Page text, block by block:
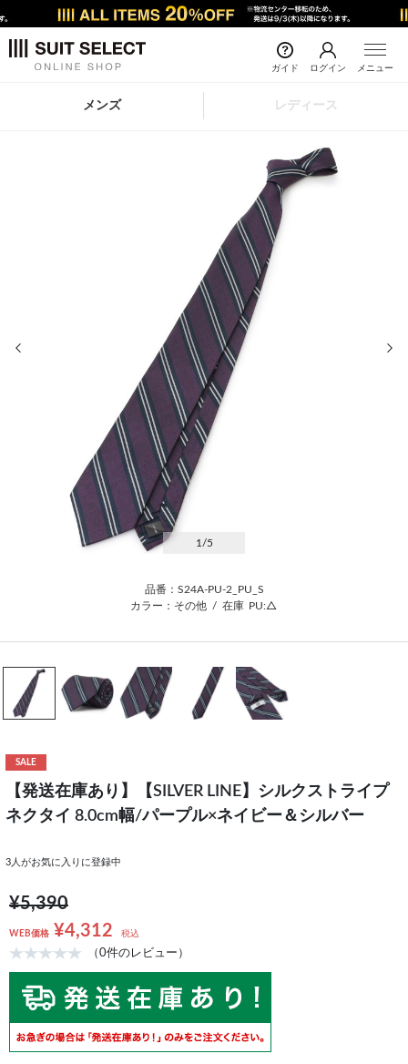
ガイド ログイン メニュー
メンズ レディース
1 /5
品番：S24A-PU-2_PU_S
カラー：その他 / 在庫 PU:△
SALE
【発送在庫あり】【SILVER LINE】シルクストライプ
ネクタイ 8.0cm幅/パープル×ネイビー＆シルバー
3 人がお気に入りに登録中
¥5,390
WEB価格 ¥4,312 税込
（0件のレビュー）